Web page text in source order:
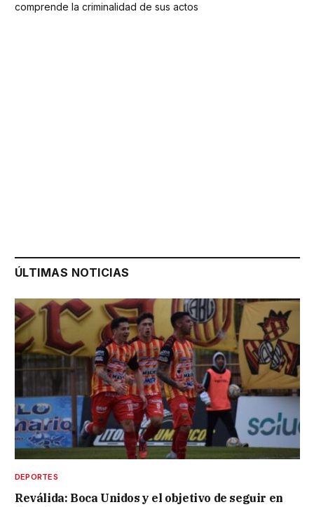
comprende la criminalidad de sus actos
ÚLTIMAS NOTICIAS
DEPORTES
Reválida: Boca Unidos y el objetivo de seguir en